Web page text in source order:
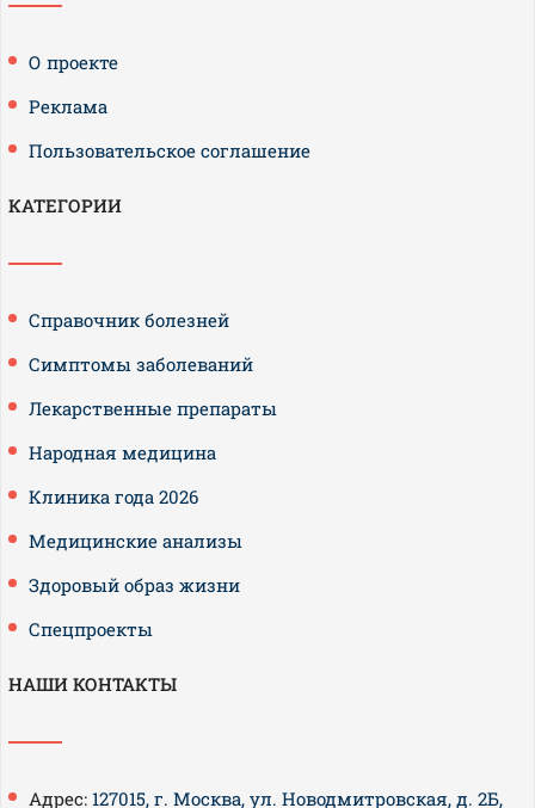
О проекте
Реклама
Пользовательское соглашение
КАТЕГОРИИ
Справочник болезней
Симптомы заболеваний
Лекарственные препараты
Народная медицина
Клиника года 2026
Медицинские анализы
Здоровый образ жизни
Спецпроекты
НАШИ КОНТАКТЫ
Адрес: 127015, г. Москва, ул. Новодмитровская, д. 2Б,